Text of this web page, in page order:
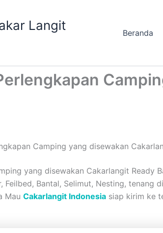
Langit
Beranda
Camping yang disewakan
yang disewakan Cakarlangit Ready
Bantal, Selimut, Nesting,
Mau Cakarlangit Indonesia siap kirim ke